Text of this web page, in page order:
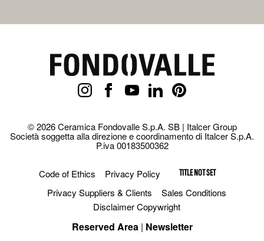
© 2026 Ceramica Fondovalle S.p.A. SB | Italcer Group
Società soggetta alla direzione e coordinamento di Italcer S.p.A.
P.iva 00183500362
Code of Ethics Privacy Policy TITLE NOT SET
Privacy Suppliers & Clients
Sales Conditions
Disclaimer Copywright
Reserved Area| Newsletter